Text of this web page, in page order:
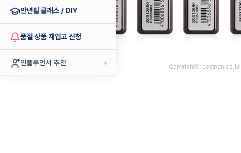
만년필 클래스 / DIY
품절 상품 재입고 신청
인플루언서 추천 +